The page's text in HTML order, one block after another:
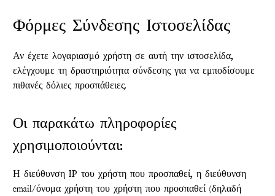
Φόρμες Σύνδεσης Ιστοσελίδας
Αν έχετε λογαριασμό χρήστη σε αυτή την ιστοσελίδα,
ελέγχουμε τη δραστηριότητα σύνδεσης για να εμποδίσουμε
πιθανές δόλιες προσπάθειες.
Οι παρακάτω πληροφορίες
χρησιμοποιούνται:
Η διεύθυνση IP του χρήστη που προσπαθεί, η διεύθυνση
email/όνομα χρήστη του χρήστη που προσπαθεί (δηλαδή